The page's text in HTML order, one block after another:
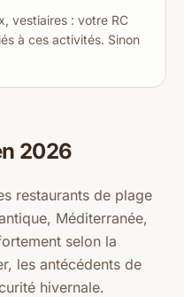
vestiaires : votre RC
à ces activités. Sinon
2026
restaurants de plage
Méditerranée,
selon la
les antécédents de
hivernale.